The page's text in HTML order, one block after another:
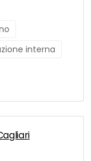
interna